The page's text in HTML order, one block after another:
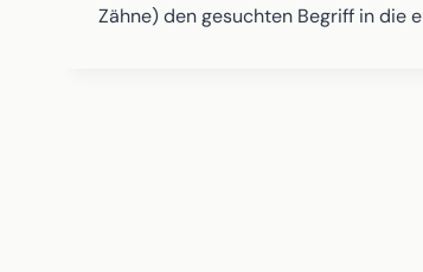
Zähne) den gesuchten Begriff in die